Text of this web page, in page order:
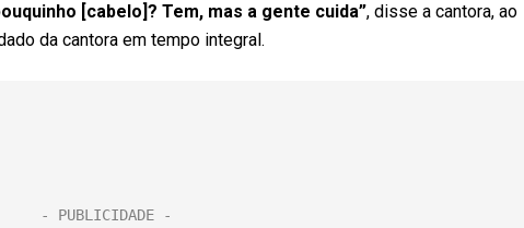
[cabelo]? Tem, mas a gente cuida”, disse a cantora, ao
da cantora em tempo integral.